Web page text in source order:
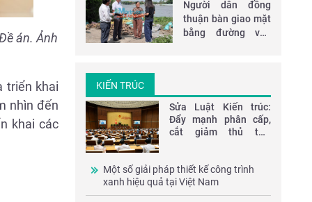
án. Ảnh
triển khai
nhìn đến
khai các
Người dân đồng
thuận bàn giao mặt
bằng đường ven
KIẾN TRÚC
Sửa Luật Kiến trúc:
Đẩy mạnh phân cấp,
cắt giảm thủ tục,
Một số giải pháp thiết kế công trình
xanh hiệu quả tại Việt Nam